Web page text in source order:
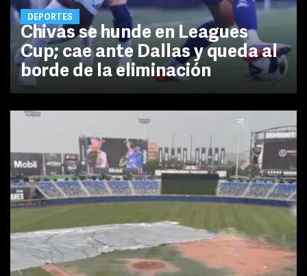
DEPORTES
Chivas se hunde en Leagues
Cup; cae ante Dallas y queda al
borde de la eliminación